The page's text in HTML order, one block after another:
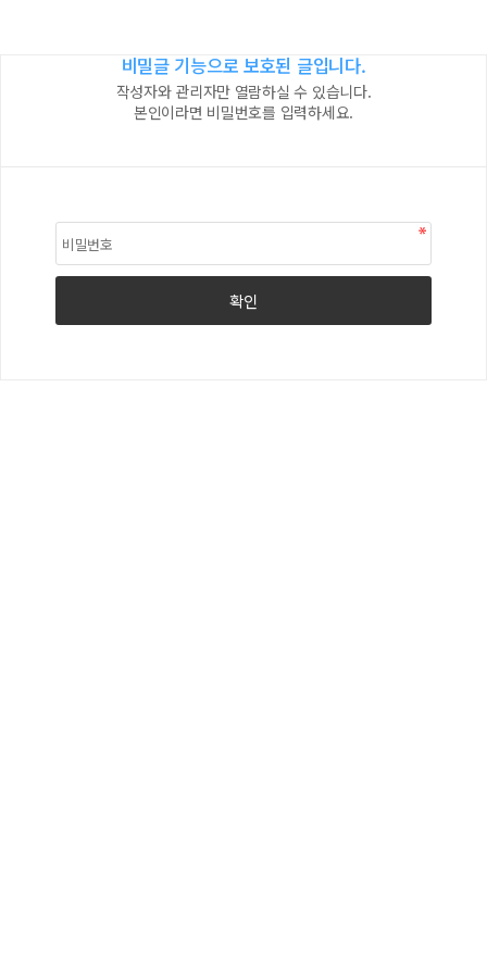
비밀글 기능으로 보호된 글입니다.
작성자와 관리자만 열람하실 수 있습니다.
본인이라면 비밀번호를 입력하세요.